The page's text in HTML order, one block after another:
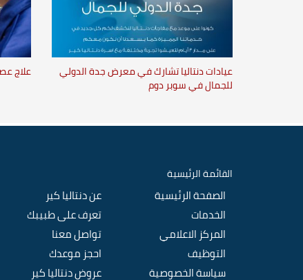
عيادات دنتاليا تشارك في معرض جدة الدولي
للجمال في سوبر دوم
علاج
القائمة الرئيسية
عن دنتاليا كير
الصفحة الرئيسية
تعرف على طبيبك
الخدمات
تواصل معنا
المركز الاعلامي
احجز موعدك
التوظيف
عروض دنتاليا كير
سياسة الخصوصية